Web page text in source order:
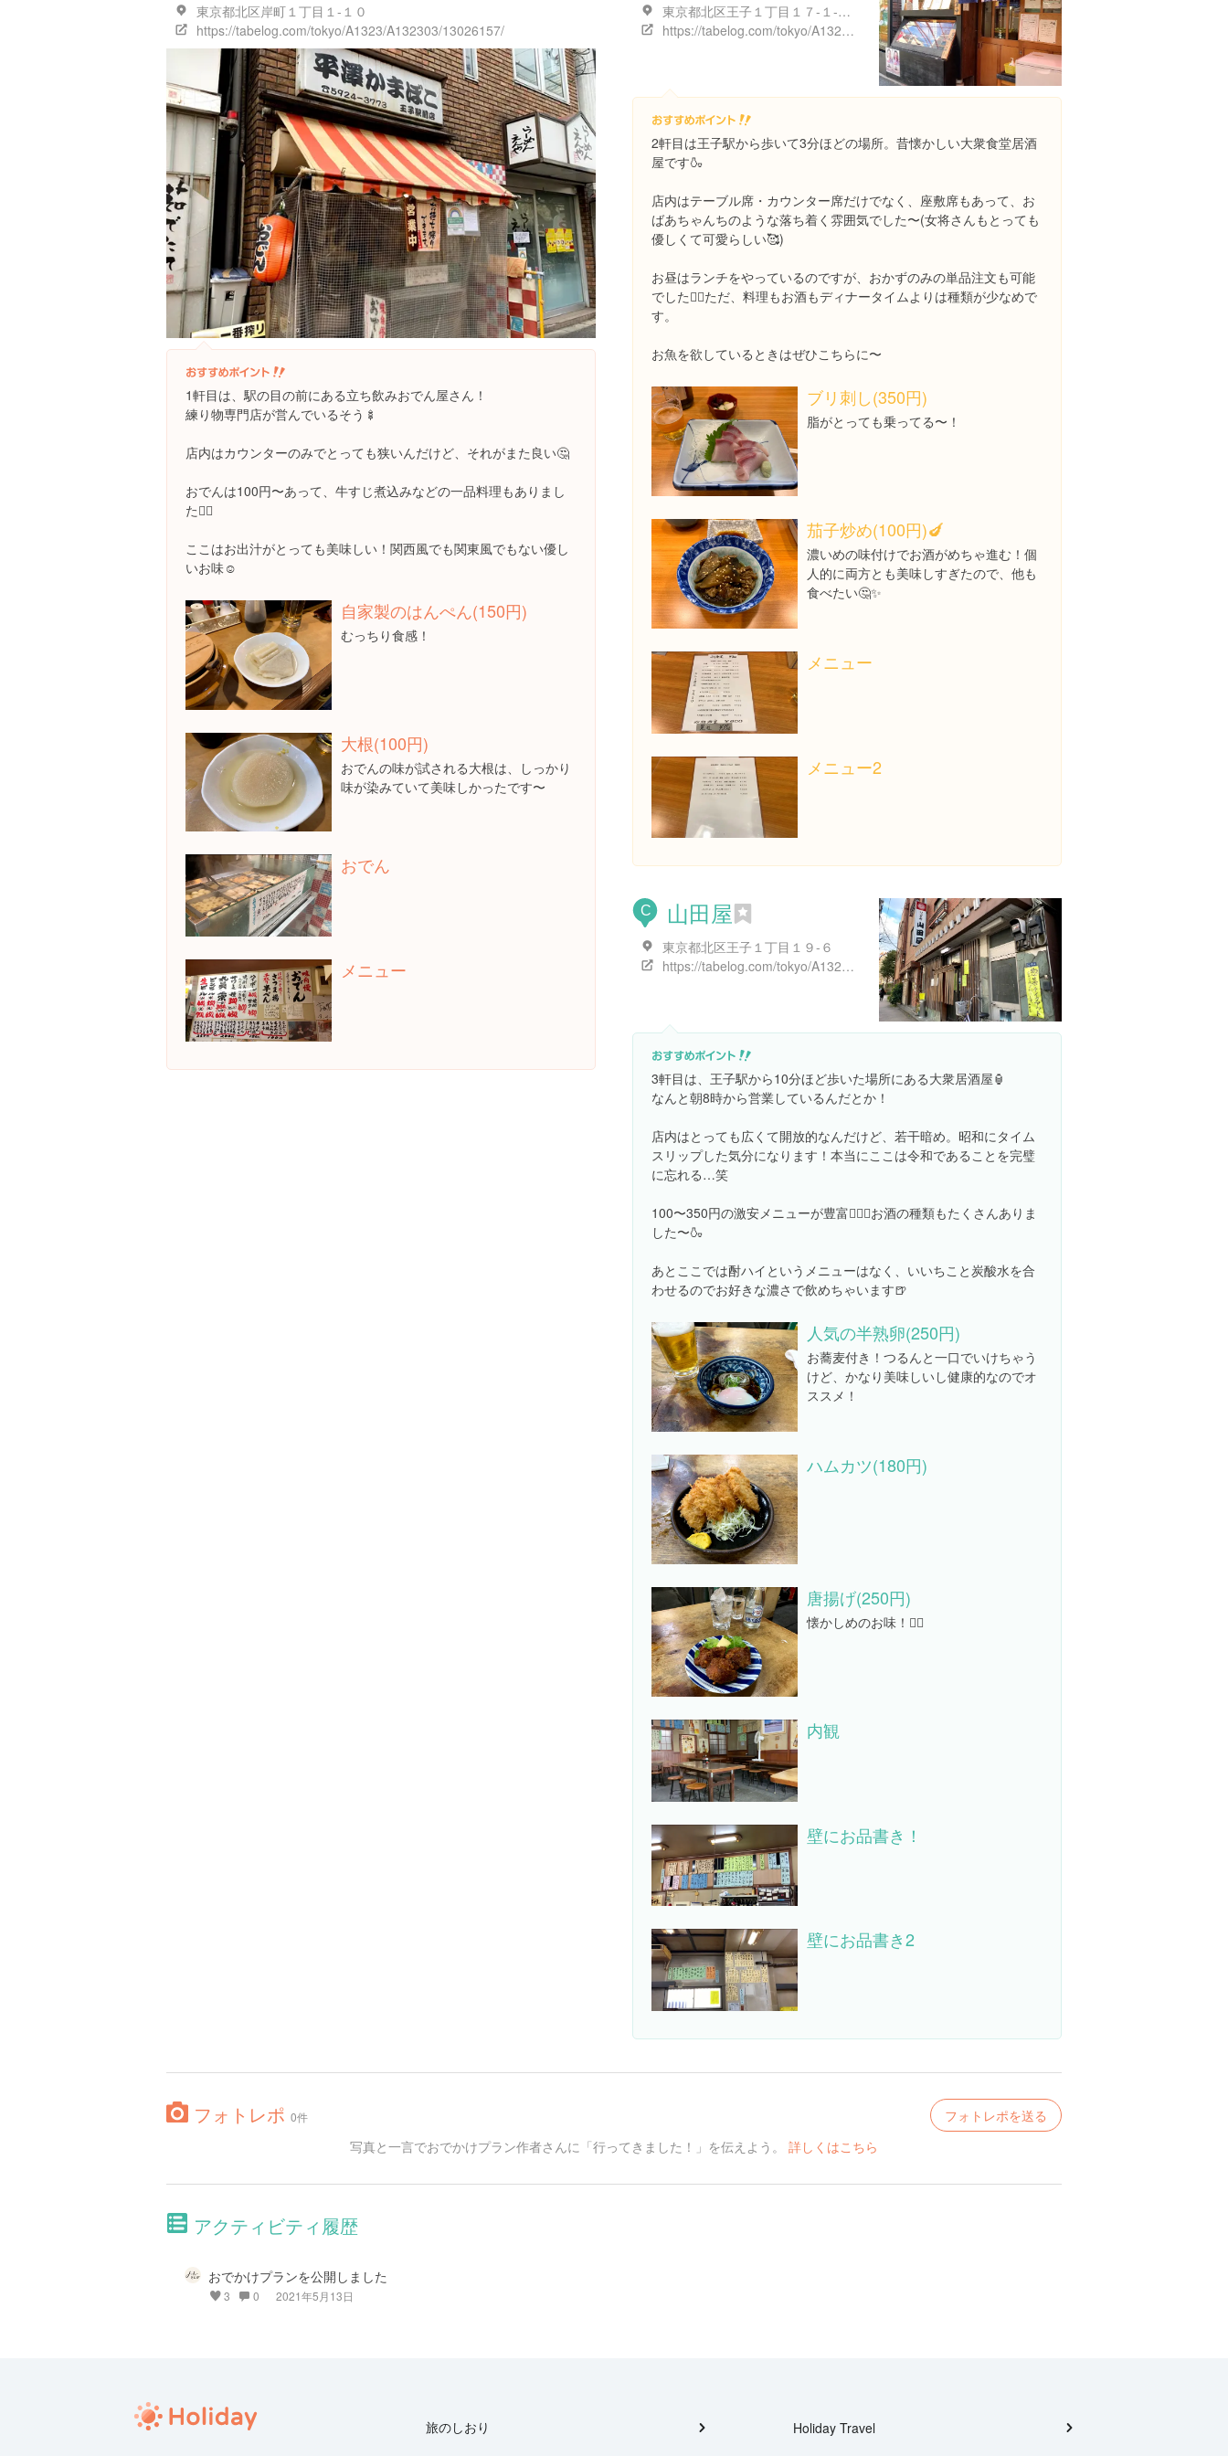
東京都北区岸町１丁目１-１０
https://tabelog.com/tokyo/A1323/A132303/13026157/
1軒目は、駅の目の前にある立ち飲みおでん屋さん！
練り物専門店が営んでいるそう🍢
店内はカウンターのみでとっても狭いんだけど、それがまた良い🤔
おでんは100円〜あって、牛すじ煮込みなどの一品料理もありまし
た🙆‍♀️
ここはお出汁がとっても美味しい！関西風でも関東風でもない優し
いお味☺️
自家製のはんぺん(150円)
むっちり食感！
大根(100円)
おでんの味が試される大根は、しっかり
味が染みていて美味しかったです〜
おでん
メニュー
東京都北区王子１丁目１７-１-１１６
https://tabelog.com/tokyo/A1323/A132303/13110687/
2軒目は王子駅から歩いて3分ほどの場所。昔懐かしい大衆食堂居酒
屋です🍶
店内はテーブル席・カウンター席だけでなく、座敷席もあって、お
ばあちゃんちのような落ち着く雰囲気でした〜(女将さんもとっても
優しくて可愛らしい🥰)
お昼はランチをやっているのですが、おかずのみの単品注文も可能
でした🙆‍♀️ただ、料理もお酒もディナータイムよりは種類が少なめで
す。
お魚を欲しているときはぜひこちらに〜
ブリ刺し(350円)
脂がとっても乗ってる〜！
茄子炒め(100円)🍆
濃いめの味付けでお酒がめちゃ進む！個
人的に両方とも美味しすぎたので、他も
食べたい🤔✨
メニュー
メニュー2
C 山田屋
東京都北区王子１丁目１９-６
https://tabelog.com/tokyo/A1323/A132303/13012322/
3軒目は、王子駅から10分ほど歩いた場所にある大衆居酒屋🏮
なんと朝8時から営業しているんだとか！
店内はとっても広くて開放的なんだけど、若干暗め。昭和にタイム
スリップした気分になります！本当にここは令和であることを完璧
に忘れる…笑
100〜350円の激安メニューが豊富👍🏻✨お酒の種類もたくさんありま
した〜🍶
あとここでは酎ハイというメニューはなく、いいちこと炭酸水を合
わせるのでお好きな濃さで飲めちゃいます🍺
人気の半熟卵(250円)
お蕎麦付き！つるんと一口でいけちゃう
けど、かなり美味しいし健康的なのでオ
ススメ！
ハムカツ(180円)
唐揚げ(250円)
懐かしめのお味！🙆‍♀️
内観
壁にお品書き！
壁にお品書き2
フォトレポ 0件
フォトレポを送る
写真と一言でおでかけプラン作者さんに「行ってきました！」を伝えよう。 詳しくはこちら
アクティビティ履歴
おでかけプランを公開しました
3 0 2021年5月13日
旅のしおり Holiday Travel